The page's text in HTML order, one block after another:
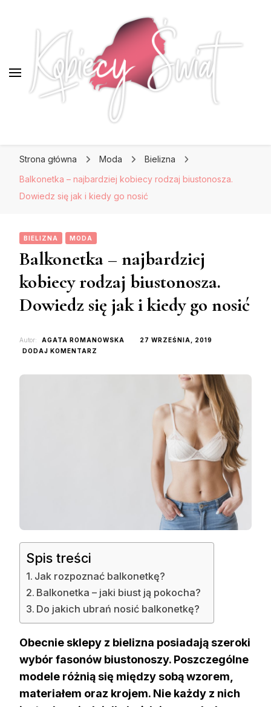
KobiecySwiat.pl
Prawdziwa strona dla Pań, które lubią być na
czasie z modą i najnowszymi trendami.
Strona główna Moda
Bielizna
Balkonetka – najbardziej kobiecy rodzaj biustonosza.
Dowiedz się jak i kiedy go nosić
BIELIZNA MODA
Balkonetka – najbardziej
kobiecy rodzaj biustonosza.
Dowiedz się jak i kiedy go nosić
Autor: AGATA ROMANOWSKA
27 WRZEŚNIA, 2019
DODAJ KOMENTARZ
Spis treści
Jak rozpoznać balkonetkę?
Balkonetka – jaki biust ją pokocha?
Do jakich ubrań nosić balkonetkę?
Obecnie sklepy z bielizna posiadają szeroki
wybór fasonów biustonoszy. Poszczególne
modele różnią się między sobą wzorem,
materiałem oraz krojem. Nie każdy z nich